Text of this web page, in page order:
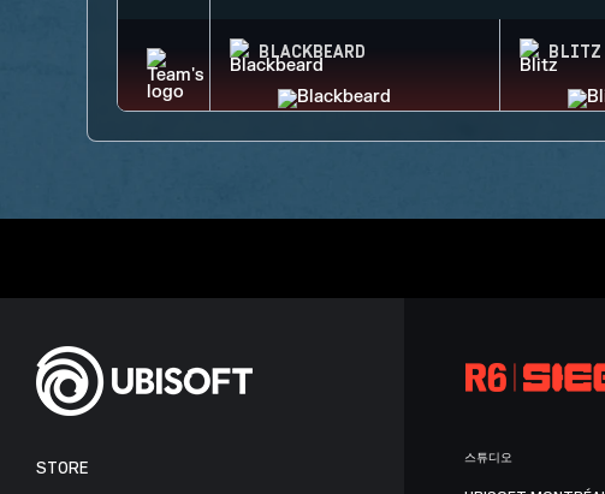
BLACKBEARD BLITZ
STORE
스튜디오